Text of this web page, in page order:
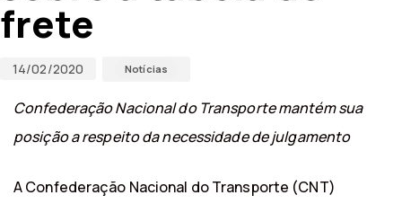
frete
14/02/2020 Notícias
Confederação Nacional do Transporte mantém sua
posição a respeito da necessidade de julgamento
A Confederação Nacional do Transporte (CNT)